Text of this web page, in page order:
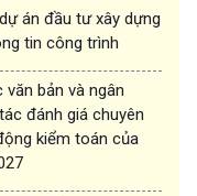
án đầu tư xây dựng
tin công trình
bản và ngân
đánh giá chuyên
kiểm toán của